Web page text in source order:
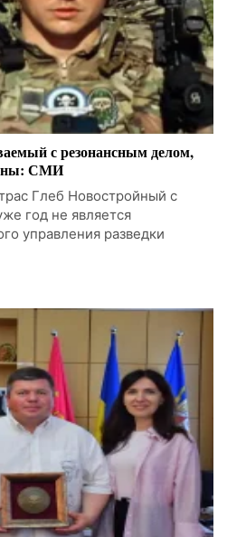
с резонансным делом,
СМИ
Глеб Новостройный с
год не является
управления разведки